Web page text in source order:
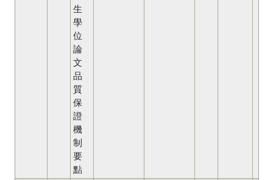
生
學
位
論
文
品
質
保
證
機
制
要
點